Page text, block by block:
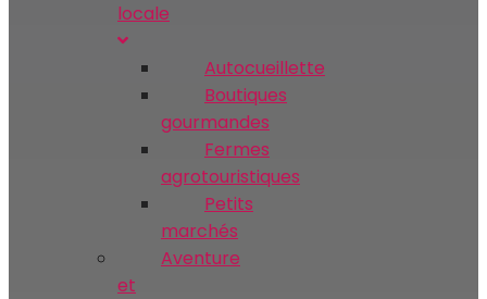
locale
Autocueillette
Boutiques
gourmandes
Fermes
agrotouristiques
Petits
marchés
Aventure
et